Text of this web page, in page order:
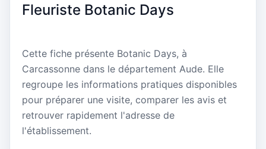
Fleuriste Botanic Days
Cette fiche présente Botanic Days, à
Carcassonne dans le département Aude. Elle
regroupe les informations pratiques disponibles
pour préparer une visite, comparer les avis et
retrouver rapidement l'adresse de
l'établissement.